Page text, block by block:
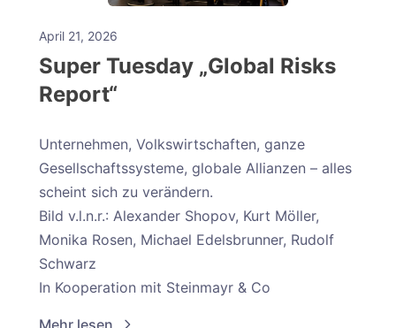
April 21, 2026
Super Tuesday „Global Risks
Report“
Unternehmen, Volkswirtschaften, ganze
Gesellschaftssysteme, globale Allianzen – alles
scheint sich zu verändern.
Bild v.l.n.r.: Alexander Shopov, Kurt Möller,
Monika Rosen, Michael Edelsbrunner, Rudolf
Schwarz
In Kooperation mit Steinmayr & Co
Mehr lesen